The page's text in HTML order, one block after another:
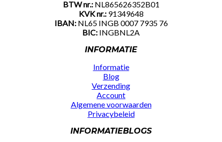
BTW nr.:NL865626352B01
KVK nr.:91349648
IBAN:NL65 INGB 0007 7935 76
BIC: INGBNL2A
INFORMATIE
Informatie
Blog
Verzending
Account
Algemene voorwaarden
Privacybeleid
INFORMATIEBLOGS